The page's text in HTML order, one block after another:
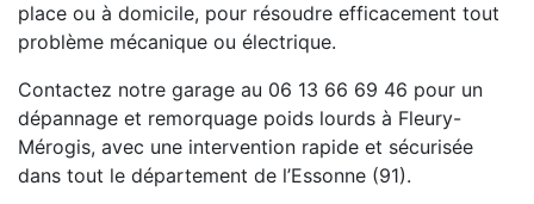
place ou à domicile, pour résoudre efficacement tout
problème mécanique ou électrique.
Contactez notre garage au 06 13 66 69 46 pour un
dépannage et remorquage poids lourds à Fleury-
Mérogis, avec une intervention rapide et sécurisée
dans tout le département de l’Essonne (91).